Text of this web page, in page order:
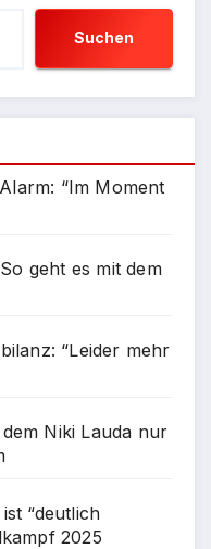
Suchen
“Im Moment
geht es mit dem
“Leider mehr
Niki Lauda nur
“deutlich
2025